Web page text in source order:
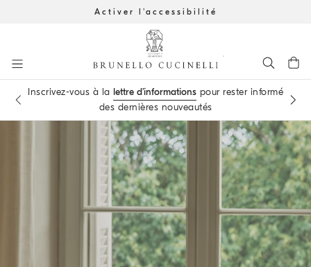
Activer l'accessibilité
rendez-vousdans l'une des nos Boutiques
Inscrivez-vous à la lettre d’informations pour rester informé
des dernières nouveautés
début du contenu principal